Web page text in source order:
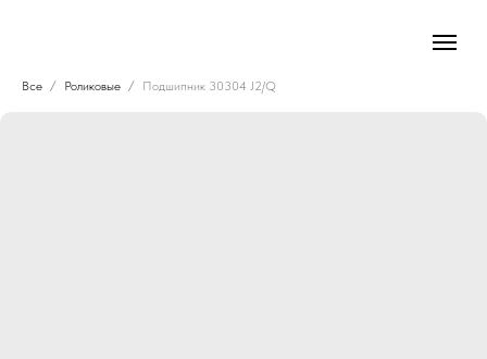
Все Роликовые Подшипник 30304 J2/Q